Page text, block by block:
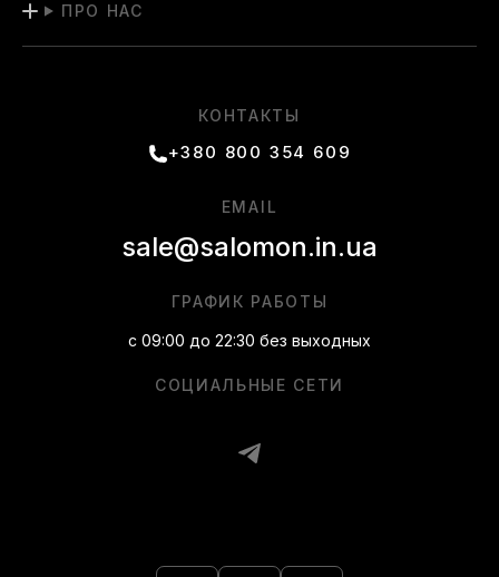
ПРО НАС
КОНТАКТЫ
+380 800 354 609
СОЦИАЛЬНЫЕ СЕТИ
ГРАФИК РАБОТЫ
с 09:00 до 22:30 без выходных
EMAIL
sale@salomon.in.ua